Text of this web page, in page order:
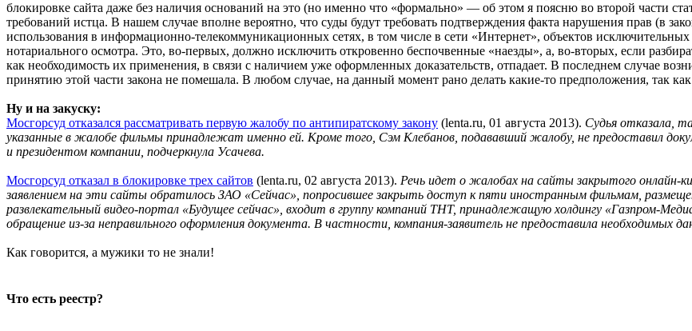
блокировке сайта даже без наличия оснований на это (но именно что «формально» — об этом я поясню во второй части
требований истца. В нашем случае вполне вероятно, что суды будут требовать подтверждения факта нарушения прав (в
использования в информационно-телекоммуникационных сетях, в том числе в сети «Интернет», объектов
нотариального осмотра. Это, во-первых, должно исключить откровенно беспочвенные «наезды», а, во-вторых, если
как необходимость их применения, в связи с наличием уже оформленных доказательств, отпадает. В последнем случае
принятию этой части закона не помешала. В любом случае, на данный момент рано делать какие-то предположения, так
Ну и на закуску:
Мосгорсуд отказался рассматривать первую жалобу по антипиратскому закону (lenta.ru, 01 августа 2013). Судья отказала,
указанные в жалобе фильмы принадлежат именно ей. Кроме того, Сэм Клебанов, подававший жалобу, не предоставил
и президентом компании, подчеркнула Усачева.
Мосгорсуд отказал в блокировке трех сайтов (lenta.ru, 02 августа 2013). Речь идет о жалобах на сайты закрытого
заявлением на эти сайты обратилось ЗАО «Сейчас», попросившее закрыть доступ к пяти иностранным фильмам,
развлекательный видео-портал «Будущее сейчас», входит в группу компаний ТНТ, принадлежащую холдингу «Газпром-
обращение из-за неправильного оформления документа. В частности, компания-заявитель не предоставила необходимых
Как говорится, а мужики то не знали!
Что есть реестр?